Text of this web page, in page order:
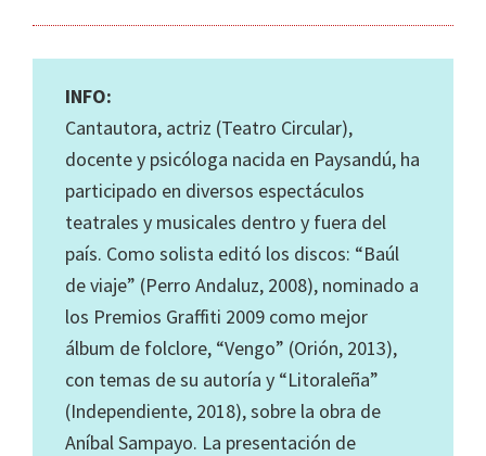
INFO:
Cantautora, actriz (Teatro Circular),
docente y psicóloga nacida en Paysandú, ha
participado en diversos espectáculos
teatrales y musicales dentro y fuera del
país. Como solista editó los discos: “Baúl
de viaje” (Perro Andaluz, 2008), nominado a
los Premios Graffiti 2009 como mejor
álbum de folclore, “Vengo” (Orión, 2013),
con temas de su autoría y “Litoraleña”
(Independiente, 2018), sobre la obra de
Aníbal Sampayo. La presentación de